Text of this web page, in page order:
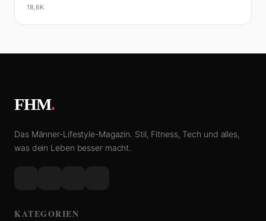
18,6K
FHM.
Das Männer-Lifestyle-Magazin. Stil, Fitness, Tech und alles,
was dein Leben besser macht.
KATEGORIEN